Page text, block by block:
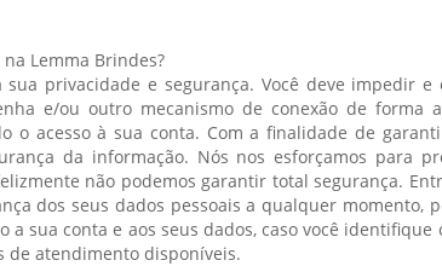
Lemma Brindes?
privacidade e segurança. Você deve impedir
e/ou outro mecanismo de conexão de
o acesso à sua conta. Com a finalidade de
da informação. Nós nos esforçamos para
não podemos garantir total segurança.
dos seus dados pessoais a qualquer
sua conta e aos seus dados, caso você
de atendimento disponíveis.